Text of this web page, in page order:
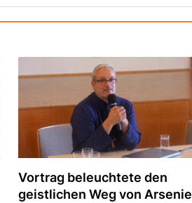
Vortrag beleuchtete den
geistlichen Weg von Arsenie